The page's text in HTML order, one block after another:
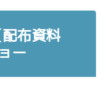
布資料
ー